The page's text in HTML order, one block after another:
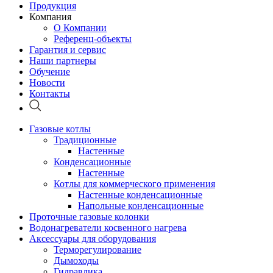
Продукция
Компания
О Компании
Референц-объекты
Гарантия и сервис
Наши партнеры
Обучение
Новости
Контакты
Газовые котлы
Традиционные
Настенные
Конденсационные
Настенные
Котлы для коммерческого применения
Настенные конденсационные
Напольные конденсационные
Проточные газовые колонки
Водонагреватели косвенного нагрева
Аксессуары для оборудования
Терморегулирование
Дымоходы